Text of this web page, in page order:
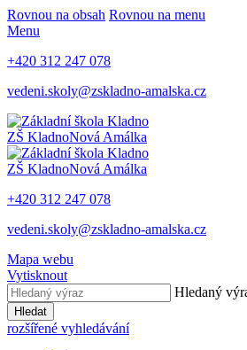
Rovnou na obsah Rovnou na menu
Menu
+420 312 247 078
vedeni.skoly@zskladno-amalska.cz
ZŠ KladnoNová Amálka
ZŠ KladnoNová Amálka
+420 312 247 078
vedeni.skoly@zskladno-amalska.cz
Mapa webu
Vytisknout
Hledaný
Hledat
rozšířené vyhledávání